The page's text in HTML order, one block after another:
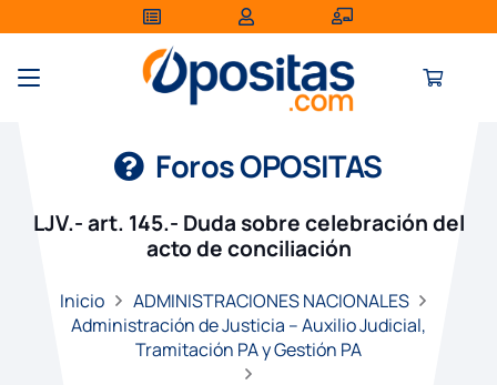
Foros OPOSITAS
LJV.- art. 145.- Duda sobre celebración del
acto de conciliación
Inicio
ADMINISTRACIONES NACIONALES
Administración de Justicia – Auxilio Judicial,
Tramitación PA y Gestión PA